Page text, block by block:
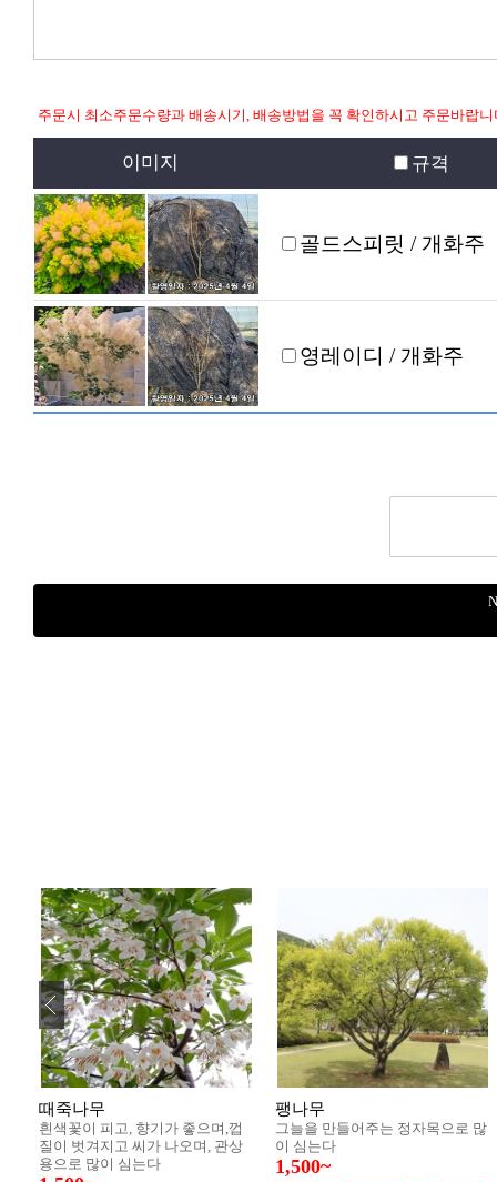
주문시 최소주문수량과 배송시기, 배송방법을 꼭 확인하시고 주문바랍니
이미지 규격
골드스피릿 / 개화주
영레이디 / 개화주